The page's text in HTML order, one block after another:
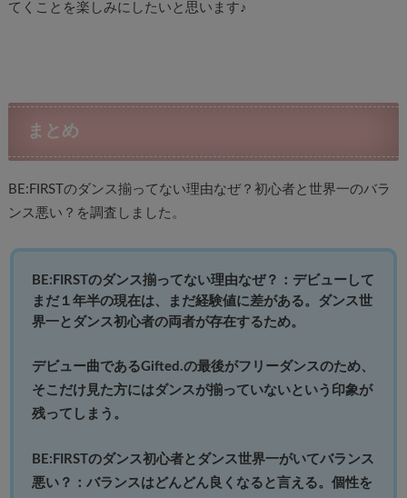
てくことを楽しみにしたいと思います♪
まとめ
BE:FIRSTのダンス揃ってない理由なぜ？初心者と世界一のバラ
ンス悪い？を調査しました。
BE:FIRSTのダンス揃ってない理由なぜ？：デビューして
まだ１年半の現在は、まだ経験値に差がある。ダンス世
界一とダンス初心者の両者が存在するため。
デビュー曲であるGifted.の最後がフリーダンスのため、
そこだけ見た方にはダンスが揃っていないという印象が
残ってしまう。
BE:FIRSTのダンス初心者とダンス世界一がいてバランス
悪い？：バランスはどんどん良くなると言える。個性を